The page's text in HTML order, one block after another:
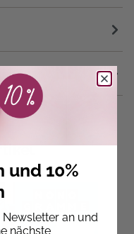
10%
an und
nächste